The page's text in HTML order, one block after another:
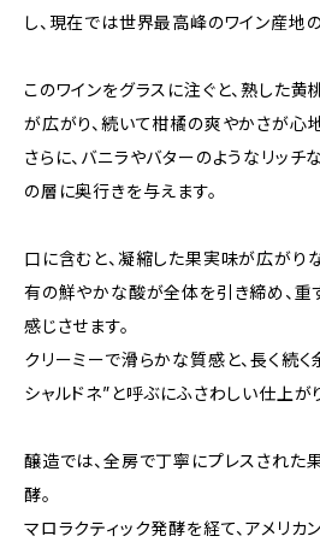
し、現在では世界最高峰のワイン産地
このワインをグラスに注ぐと、熟した
が広がり、続いて柑橘の爽やかさが心
さらに、バニラやバターのようなリッチ
の層に奥行きを与えます。
口に含むと、凝縮した果実味が広がり
有の鮮やかな酸が全体を引き締め、重
感じさせます。
クリーミーで滑らかな質感と、長く続
シャルドネ”と呼ぶにふさわしい仕上が
醸造では、全房で丁寧にプレスされ
酵。
マロラクティック発酵を経て、アメリカ